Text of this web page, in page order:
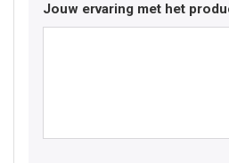
Jouw ervaring met het